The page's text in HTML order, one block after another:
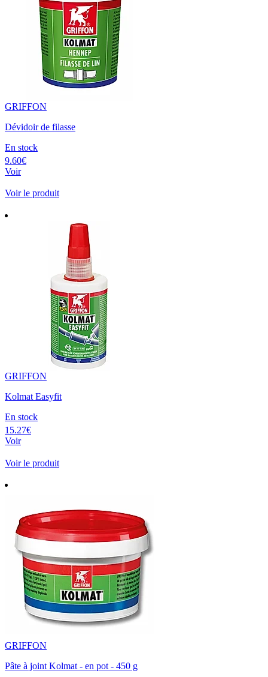
GRIFFON
Dévidoir de filasse
En stock
9.60€
Voir
Voir le produit
GRIFFON
Kolmat Easyfit
En stock
15.27€
Voir
Voir le produit
GRIFFON
Pâte à joint Kolmat - en pot - 450 g